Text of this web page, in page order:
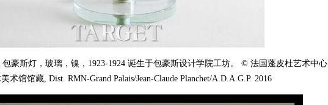
包豪斯灯，玻璃，镍，1923-1924 诞生于包豪斯设计学院工坊。 © 法国蓬皮杜艺术中心
术馆馆藏, Dist. RMN-Grand Palais/Jean-Claude Planchet/A.D.A.G.P. 2016